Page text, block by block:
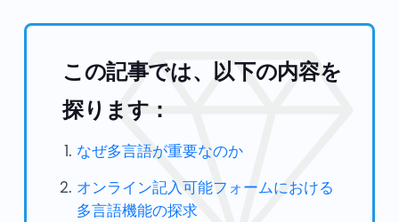
この記事では、以下の内容を
探ります：
なぜ多言語が重要なのか
オンライン記入可能フォームにおける
多言語機能の探求